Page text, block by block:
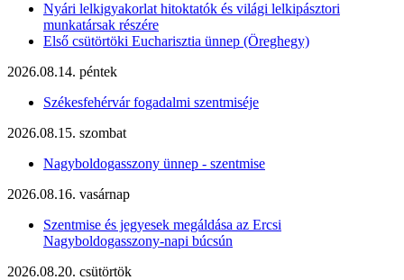
Nyári lelkigyakorlat hitoktatók és világi lelkipásztori
munkatársak részére
Első csütörtöki Eucharisztia ünnep (Öreghegy)
2026.08.14. péntek
Székesfehérvár fogadalmi szentmiséje
2026.08.15. szombat
Nagyboldogasszony ünnep - szentmise
2026.08.16. vasárnap
Szentmise és jegyesek megáldása az Ercsi
Nagyboldogasszony-napi búcsún
2026.08.20. csütörtök